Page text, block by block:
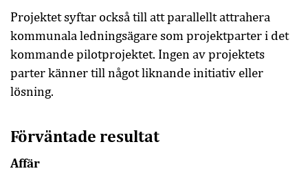
Projektet syftar också till att parallellt attrahera
kommunala ledningsägare som projektparter i det
kommande pilotprojektet. Ingen av projektets
parter känner till något liknande initiativ eller
lösning.
Förväntade resultat
Affär